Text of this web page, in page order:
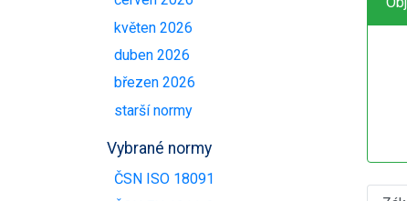
květen 2026
duben 2026
březen 2026
starší normy
Vybrané normy
ČSN ISO 18091